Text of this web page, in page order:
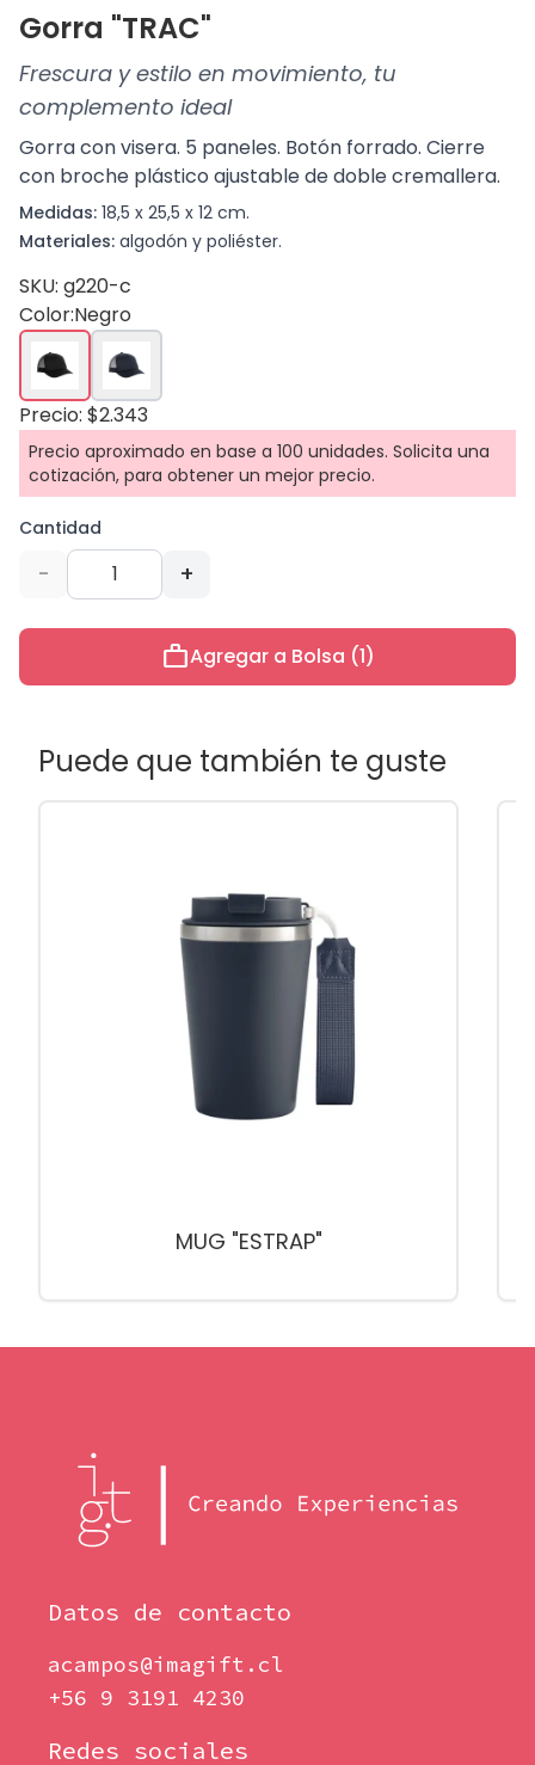
Gorra "TRAC"
Frescura y estilo en movimiento, tu
complemento ideal
Gorra con visera. 5 paneles. Botón forrado. Cierre
con broche plástico ajustable de doble cremallera.
Medidas: 18,5 x 25,5 x 12 cm.
Materiales: algodón y poliéster.
SKU: g220-c
Color:Negro
Precio: $2.343
Precio aproximado en base a 100 unidades. Solicita una
cotización, para obtener un mejor precio.
Cantidad
- +
workAgregar a Bolsa (1)
Puede que también te guste
MUG "ESTRAP"
Datos de contacto
acampos@imagift.cl
+56 9 3191 4230
Redes sociales